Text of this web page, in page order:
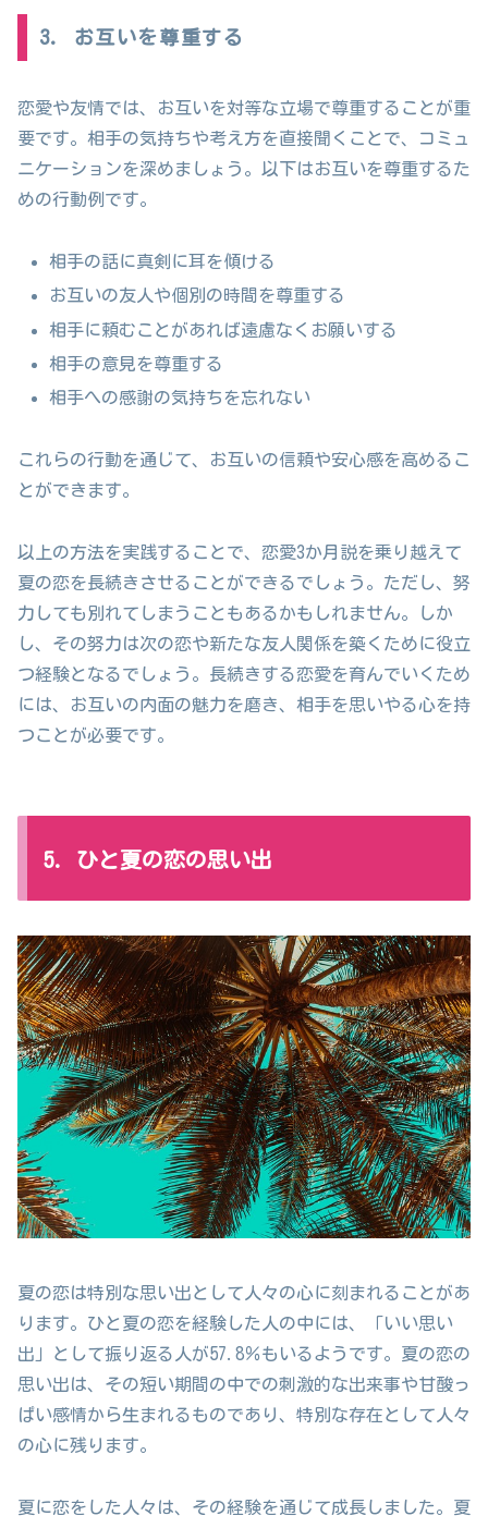
3. お互いを尊重する
恋愛や友情では、お互いを対等な立場で尊重することが重
要です。相手の気持ちや考え方を直接聞くことで、コミュ
ニケーションを深めましょう。以下はお互いを尊重するた
めの行動例です。
相手の話に真剣に耳を傾ける
お互いの友人や個別の時間を尊重する
相手に頼むことがあれば遠慮なくお願いする
相手の意見を尊重する
相手への感謝の気持ちを忘れない
これらの行動を通じて、お互いの信頼や安心感を高めるこ
とができます。
以上の方法を実践することで、恋愛3か月説を乗り越えて
夏の恋を長続きさせることができるでしょう。ただし、努
力しても別れてしまうこともあるかもしれません。しか
し、その努力は次の恋や新たな友人関係を築くために役立
つ経験となるでしょう。長続きする恋愛を育んでいくため
には、お互いの内面の魅力を磨き、相手を思いやる心を持
つことが必要です。
5. ひと夏の恋の思い出
夏の恋は特別な思い出として人々の心に刻まれることがあ
ります。ひと夏の恋を経験した人の中には、「いい思い
出」として振り返る人が57.8％もいるようです。夏の恋の
思い出は、その短い期間の中での刺激的な出来事や甘酸っ
ぱい感情から生まれるものであり、特別な存在として人々
の心に残ります。
夏に恋をした人々は、その経験を通じて成長しました。夏